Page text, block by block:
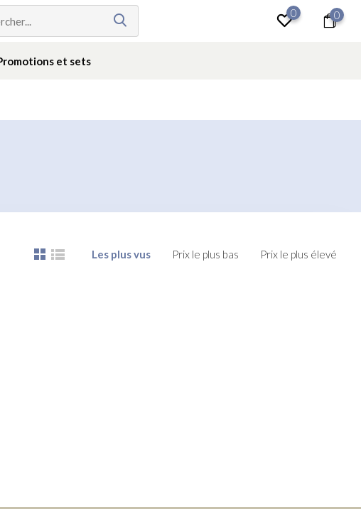
0 0
et sets
Les plus vus Prix le plus bas Prix le plus élevé